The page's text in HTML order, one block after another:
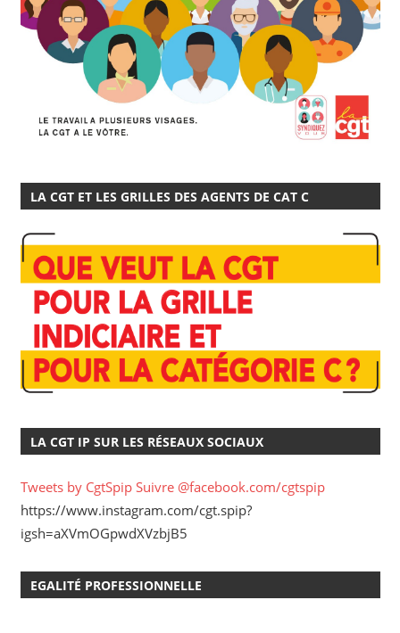
LA CGT ET LES GRILLES DES AGENTS DE CAT C
LA CGT IP SUR LES RÉSEAUX SOCIAUX
Tweets by CgtSpip Suivre @facebook.com/cgtspip
https://www.instagram.com/cgt.spip?
igsh=aXVmOGpwdXVzbjB5
EGALITÉ PROFESSIONNELLE